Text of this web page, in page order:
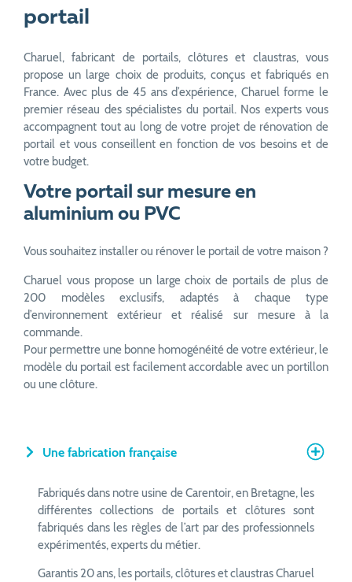
portail
Charuel, fabricant de portails, clôtures et claustras, vous
propose un large choix de produits, conçus et fabriqués en
France. Avec plus de 45 ans d’expérience, Charuel forme le
premier réseau des spécialistes du portail. Nos experts vous
accompagnent tout au long de votre projet de rénovation de
portail et vous conseillent en fonction de vos besoins et de
votre budget.
Votre portail sur mesure en
aluminium ou PVC
Vous souhaitez installer ou rénover le portail de votre maison ?
Charuel vous propose un large choix de portails de plus de
200 modèles exclusifs, adaptés à chaque type
d’environnement extérieur et réalisé sur mesure à la
commande.
Pour permettre une bonne homogénéité de votre extérieur, le
modèle du portail est facilement accordable avec un portillon
ou une clôture.
Une fabrication française
Fabriqués dans notre usine de Carentoir, en Bretagne, les
différentes collections de portails et clôtures sont
fabriqués dans les règles de l’art par des professionnels
expérimentés, experts du métier.
Garantis 20 ans, les portails, clôtures et claustras Charuel